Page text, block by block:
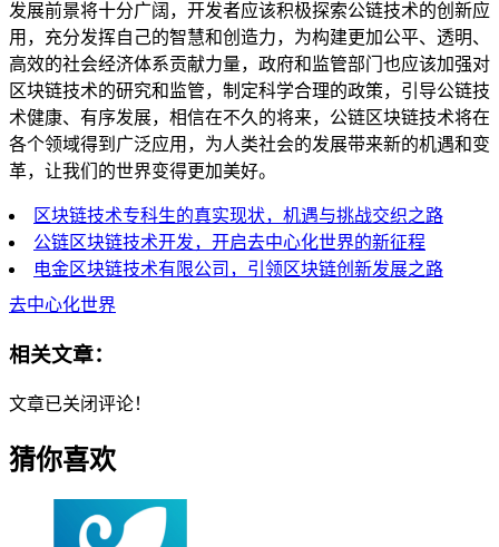
发展前景将十分广阔，开发者应该积极探索公链技术的创新应
用，充分发挥自己的智慧和创造力，为构建更加公平、透明、
高效的社会经济体系贡献力量，政府和监管部门也应该加强对
区块链技术的研究和监管，制定科学合理的政策，引导公链技
术健康、有序发展，相信在不久的将来，公链区块链技术将在
各个领域得到广泛应用，为人类社会的发展带来新的机遇和变
革，让我们的世界变得更加美好。
区块链技术专科生的真实现状，机遇与挑战交织之路
公链区块链技术开发，开启去中心化世界的新征程
电金区块链技术有限公司，引领区块链创新发展之路
去中心化世界
相关文章：
文章已关闭评论！
猜你喜欢